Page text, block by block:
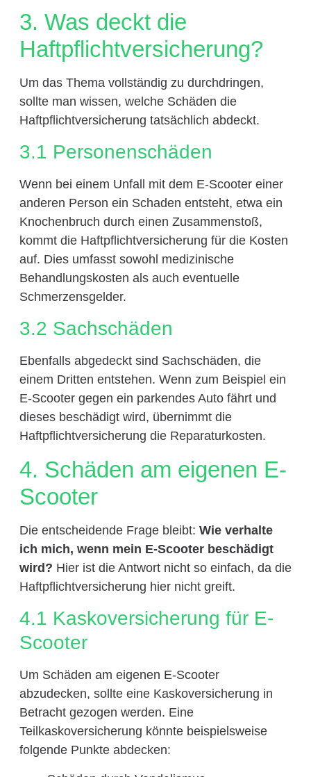
3. Was deckt die
Haftpflichtversicherung?
Um das Thema vollständig zu durchdringen,
sollte man wissen, welche Schäden die
Haftpflichtversicherung tatsächlich abdeckt.
3.1 Personenschäden
Wenn bei einem Unfall mit dem E-Scooter einer
anderen Person ein Schaden entsteht, etwa ein
Knochenbruch durch einen Zusammenstoß,
kommt die Haftpflichtversicherung für die Kosten
auf. Dies umfasst sowohl medizinische
Behandlungskosten als auch eventuelle
Schmerzensgelder.
3.2 Sachschäden
Ebenfalls abgedeckt sind Sachschäden, die
einem Dritten entstehen. Wenn zum Beispiel ein
E-Scooter gegen ein parkendes Auto fährt und
dieses beschädigt wird, übernimmt die
Haftpflichtversicherung die Reparaturkosten.
4. Schäden am eigenen E-
Scooter
Die entscheidende Frage bleibt: Wie verhalte
ich mich, wenn mein E-Scooter beschädigt
wird? Hier ist die Antwort nicht so einfach, da die
Haftpflichtversicherung hier nicht greift.
4.1 Kaskoversicherung für E-
Scooter
Um Schäden am eigenen E-Scooter
abzudecken, sollte eine Kaskoversicherung in
Betracht gezogen werden. Eine
Teilkaskoversicherung könnte beispielsweise
folgende Punkte abdecken: